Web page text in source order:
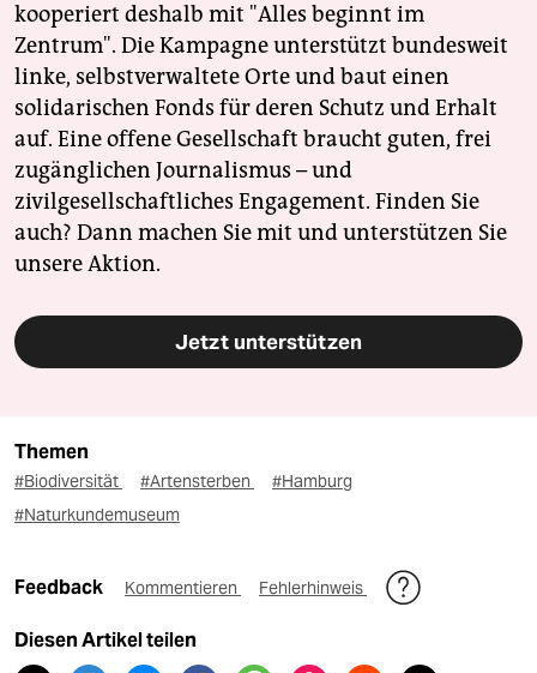
kooperiert deshalb mit "Alles beginnt im
Zentrum". Die Kampagne unterstützt bundesweit
linke, selbstverwaltete Orte und baut einen
solidarischen Fonds für deren Schutz und Erhalt
auf. Eine offene Gesellschaft braucht guten, frei
zugänglichen Journalismus – und
zivilgesellschaftliches Engagement. Finden Sie
auch? Dann machen Sie mit und unterstützen Sie
unsere Aktion.
Jetzt unterstützen
Themen
#Biodiversität #Artensterben
#Hamburg
#Naturkundemuseum
Feedback Kommentieren Fehlerhinweis
Diesen Artikel teilen